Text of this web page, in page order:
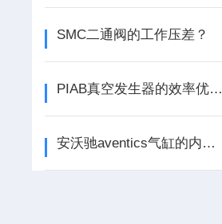
SMC二通阀的工作压差？
PIAB真空发生器的效率优化与节能技术
安沃驰aventics气缸的内部构造解析